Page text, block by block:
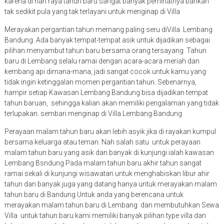
tak sedikit pula yang tak terlayani untuk menginap di Villa
Merayakan pergantian tahun memang paling seru diVilla Lembang
Bandung. Ada banyak tempat-tempat asik untuk dijadikan sebagai
pilihan menyambut tahun baru bersama orang tersayang Tahun
baru di Lembang selalu ramai dengan acara-acara meriah dan
kembang api dimana-mana, jadi sangat cocok untuk kamu yang
tidak ingin ketinggalan momen pergantian tahun. Sebenarnya,
hampir setiap Kawasan Lembang Bandung bisa dijadikan tempat
tahun baruan, sehingga kalian akan memiliki pengalaman yang tidak
terlupakan. sembari menginap di Villa Lembang Bandung
Perayaan malam tahun baru akan lebih asyik jika di rayakan kumpul
bersama keluarga atau teman. Nah salah satu untuk perayaan
malam tahun baru yang asik dan banyak di kunjungi ialah kawasan
Lembang Bsndung Pada malam tahun baru akhir tahun sangat
ramai sekali di kunjungi wisawatan untuk menghabiskan libur ahir
tahun dan banyak juga yang datang hanya untuk merayakan malam
tahun baru di Bandung Untuk anda yang berencana untuk
merayakan malam tahun baru di Lembang dan membutuhkan Sewa
Villa untuk tahun baru kami memiliki banyak pilihan type villa dan